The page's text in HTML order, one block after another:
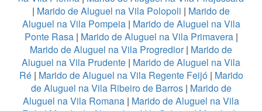
| Marido de Aluguel na Vila Polopoli | Marido de
Aluguel na Vila Pompeia| Marido de Aluguel na Vila
Ponte Rasa| Marido de Aluguel na Vila Primavera|
Marido de Aluguel na Vila Progredior| Marido de
Aluguel na Vila Prudente | Marido de Aluguel na Vila
Ré| Marido de Aluguel na Vila Regente Feijó| Marido
de Aluguel na Vila Ribeiro de Barros| Marido de
Aluguel na Vila Romana | Marido de Aluguel na Vila